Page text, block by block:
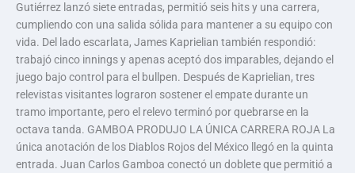
Gutiérrez lanzó siete entradas, permitió seis hits y una carrera,
cumpliendo con una salida sólida para mantener a su equipo con
vida. Del lado escarlata, James Kaprielian también respondió:
trabajó cinco innings y apenas aceptó dos imparables, dejando el
juego bajo control para el bullpen. Después de Kaprielian, tres
relevistas visitantes lograron sostener el empate durante un
tramo importante, pero el relevo terminó por quebrarse en la
octava tanda. GAMBOA PRODUJO LA ÚNICA CARRERA ROJA La
única anotación de los Diablos Rojos del México llegó en la quinta
entrada. Juan Carlos Gamboa conectó un doblete que permitió a